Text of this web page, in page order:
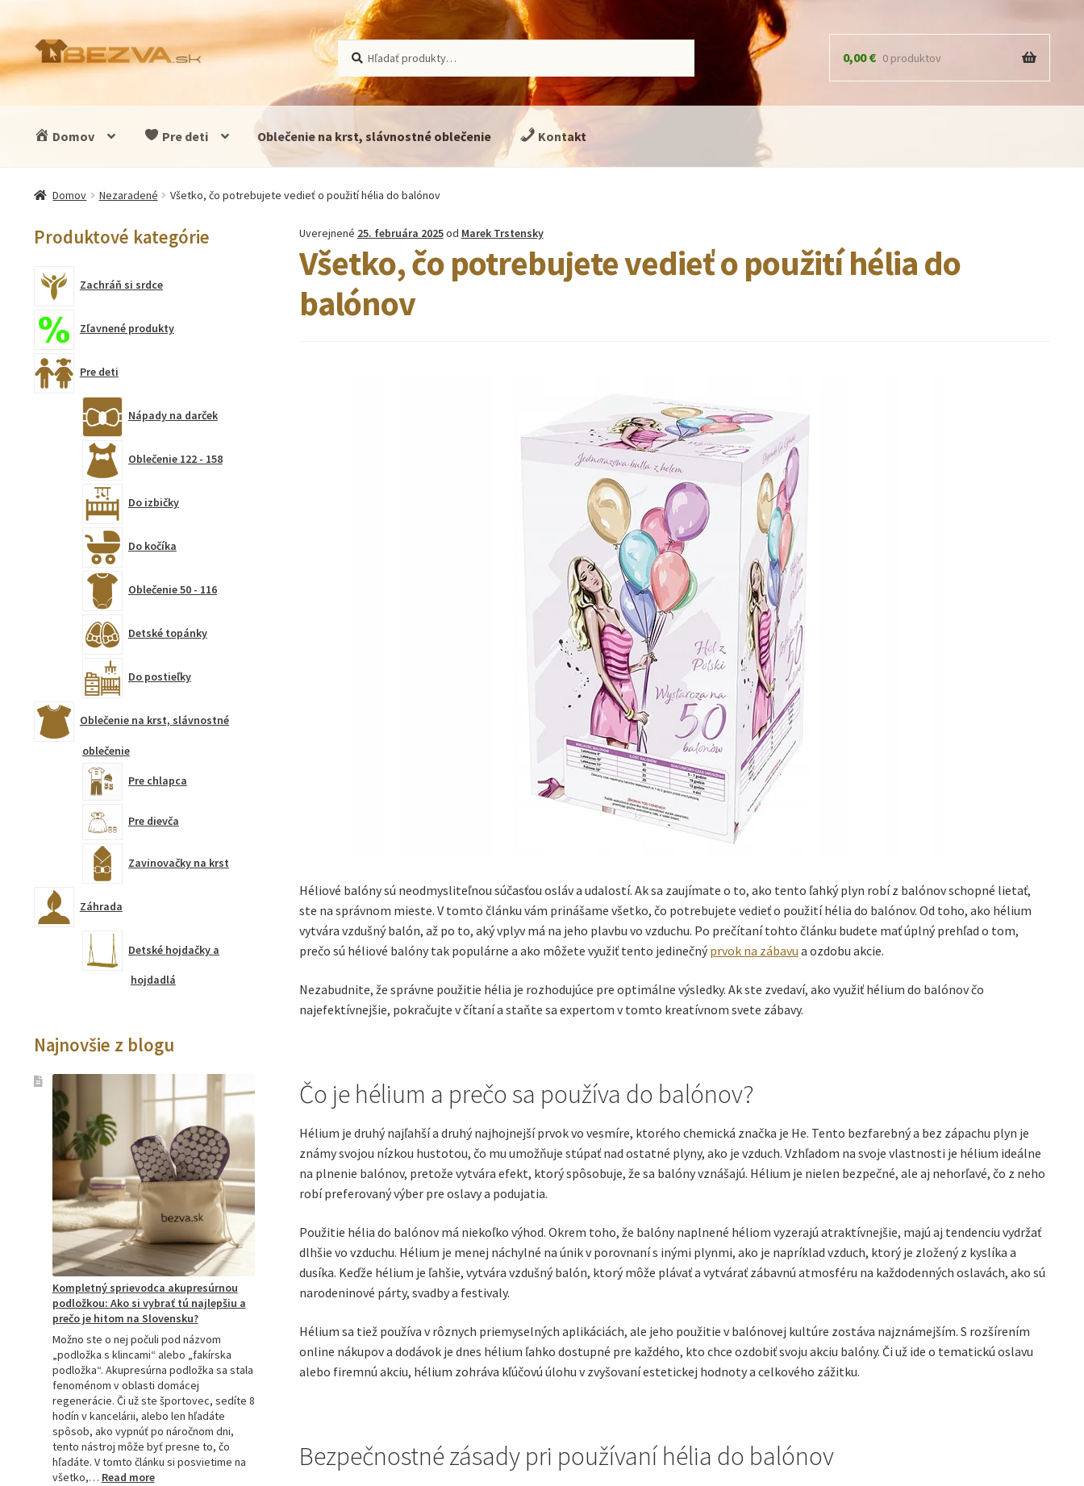
Preskočiť
na
navigáciu
Preskočiť
na
obsah
Hľadať:
Vyhľadávanie
0,00€ 0 produktov
Domov Pre deti Oblečenie na krst, slávnostné oblečenie Kontakt
Domov Nezaradené Všetko, čo potrebujete vedieť o použití hélia do balónov
Uverejnené 25. februára 2025od Marek Trstensky
Všetko, čo potrebujete vedieť o použití hélia do
balónov
Héliové balóny sú neodmysliteľnou súčasťou osláv a udalostí. Ak sa zaujímate o to, ako tento ľahký plyn robí z balónov schopné lietať,
ste na správnom mieste. V tomto článku vám prinášame všetko, čo potrebujete vedieť o použití hélia do balónov. Od toho, ako hélium
vytvára vzdušný balón, až po to, aký vplyv má na jeho plavbu vo vzduchu. Po prečítaní tohto článku budete mať úplný prehľad o tom,
prečo sú héliové balóny tak populárne a ako môžete využiť tento jedinečný prvok na zábavu a ozdobu akcie.
Nezabudnite, že správne použitie hélia je rozhodujúce pre optimálne výsledky. Ak ste zvedaví, ako využiť hélium do balónov čo
najefektívnejšie, pokračujte v čítaní a staňte sa expertom v tomto kreatívnom svete zábavy.
Čo je hélium a prečo sa používa do balónov?
Hélium je druhý najľahší a druhý najhojnejší prvok vo vesmíre, ktorého chemická značka je He. Tento bezfarebný a bez zápachu plyn je
známy svojou nízkou hustotou, čo mu umožňuje stúpať nad ostatné plyny, ako je vzduch. Vzhľadom na svoje vlastnosti je hélium ideálne
na plnenie balónov, pretože vytvára efekt, ktorý spôsobuje, že sa balóny vznášajú. Hélium je nielen bezpečné, ale aj nehorľavé, čo z neho
robí preferovaný výber pre oslavy a podujatia.
Použitie hélia do balónov má niekoľko výhod. Okrem toho, že balóny naplnené héliom vyzerajú atraktívnejšie, majú aj tendenciu vydržať
dlhšie vo vzduchu. Hélium je menej náchylné na únik v porovnaní s inými plynmi, ako je napríklad vzduch, ktorý je zložený z kyslíka a
dusíka. Keďže hélium je ľahšie, vytvára vzdušný balón, ktorý môže plávať a vytvárať zábavnú atmosféru na každodenných oslavách, ako sú
narodeninové párty, svadby a festivaly.
Hélium sa tiež používa v rôznych priemyselných aplikáciách, ale jeho použitie v balónovej kultúre zostáva najznámejším. S rozšírením
online nákupov a dodávok je dnes hélium ľahko dostupné pre každého, kto chce ozdobiť svoju akciu balóny. Či už ide o tematickú oslavu
alebo firemnú akciu, hélium zohráva kľúčovú úlohu v zvyšovaní estetickej hodnoty a celkového zážitku.
Bezpečnostné zásady pri používaní hélia do balónov
Produktové kategórie
Zachráň si srdce
Zľavnené produkty
Pre deti
Nápady na darček
Oblečenie 122 - 158
Do izbičky
Do kočíka
Oblečenie 50 - 116
Detské topánky
Do postieľky
Oblečenie na krst, slávnostné
oblečenie
Pre chlapca
Pre dievča
Zavinovačky na krst
Záhrada
Detské hojdačky a
hojdadlá
Najnovšie z blogu
Kompletný sprievodca akupresúrnou
podložkou: Ako si vybrať tú najlepšiu a
prečo je hitom na Slovensku?
Možno ste o nej počuli pod názvom
„podložka s klincami“ alebo „fakírska
podložka“. Akupresúrna podložka sa stala
fenoménom v oblasti domácej
regenerácie. Či už ste športovec, sedíte 8
hodín v kancelárii, alebo len hľadáte
spôsob, ako vypnúť po náročnom dni,
tento nástroj môže byť presne to, čo
hľadáte. V tomto článku si posvietime na
všetko,… Read more: